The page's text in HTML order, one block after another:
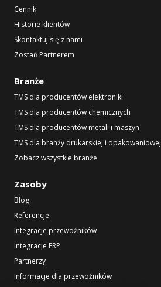
Cennik
Historie klientów
Skontaktuj się z nami
Zostań Partnerem
Branże
TMS dla producentów elektroniki
TMS dla producentów chemicznych
TMS dla producentów metali i maszyn
TMS dla branży drukarskiej i opakowaniowej
Zobacz wszystkie branże
Zasoby
Blog
Referencje
Integracje przewoźników
Integracje ERP
Partnerzy
Informacje dla przewoźników